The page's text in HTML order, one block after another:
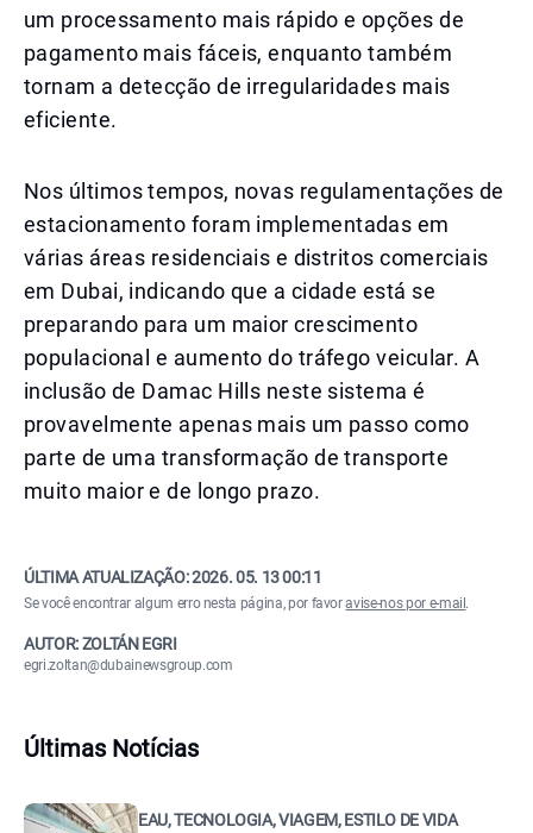
um processamento mais rápido e opções de
pagamento mais fáceis, enquanto também
tornam a detecção de irregularidades mais
eficiente.
Nos últimos tempos, novas regulamentações de
estacionamento foram implementadas em
várias áreas residenciais e distritos comerciais
em Dubai, indicando que a cidade está se
preparando para um maior crescimento
populacional e aumento do tráfego veicular. A
inclusão de Damac Hills neste sistema é
provavelmente apenas mais um passo como
parte de uma transformação de transporte
muito maior e de longo prazo.
ÚLTIMA ATUALIZAÇÃO:2026. 05. 13 00:11
Se você encontrar algum erro nesta página, por favoravise-nos por e-mail .
AUTOR: ZOLTÁN EGRI
egri.zoltan@dubainewsgroup.com
Últimas Notícias
EAU, TECNOLOGIA, VIAGEM, ESTILO DE VIDA